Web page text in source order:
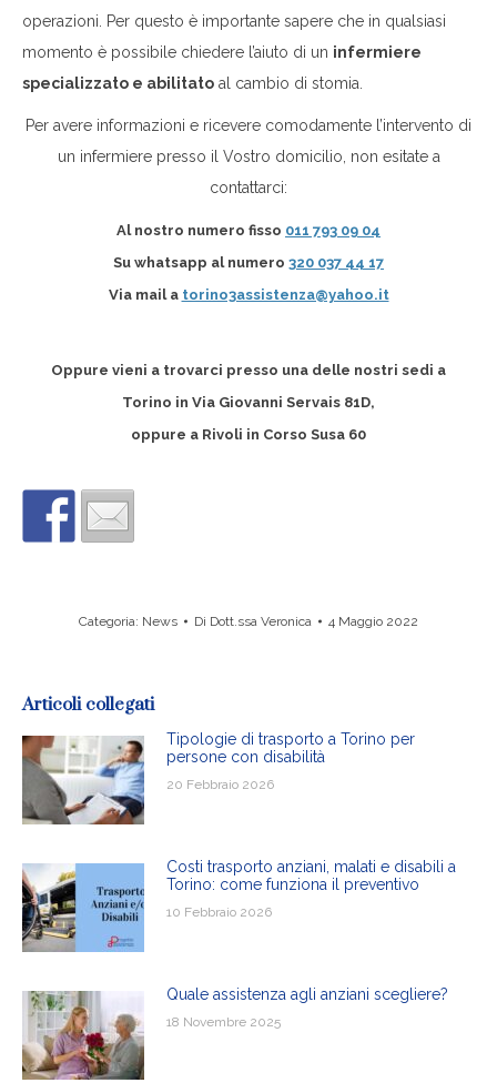
operazioni. Per questo è importante sapere che in qualsiasi
momento è possibile chiedere l’aiuto di un infermiere
specializzato e abilitato al cambio di stomia.
Per avere informazioni e ricevere comodamente l’intervento di
un infermiere presso il Vostro domicilio, non esitate a
contattarci:
Al nostro numero fisso 011 793 09 04
Su whatsapp al numero 320 037 44 17
Viamail a torino3assistenza@yahoo.it
Oppure vieni a trovarci presso una delle nostri sedi a
Torino in Via Giovanni Servais 81D,
oppure a Rivoli in Corso Susa 60
Categoria: News Di Dott.ssa Veronica 4 Maggio 2022
Articoli collegati
Tipologie di trasporto a Torino per
persone con disabilità
20 Febbraio 2026
Costi trasporto anziani, malati e disabili a
Torino: come funziona il preventivo
10 Febbraio 2026
Quale assistenza agli anziani scegliere?
18 Novembre 2025